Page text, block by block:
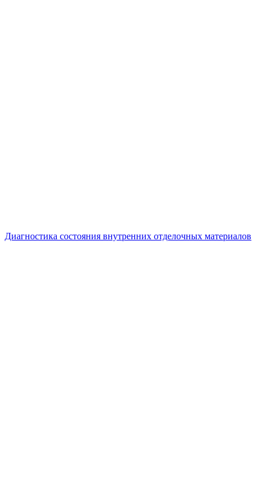
Диагностика состояния внутренних отделочных материалов